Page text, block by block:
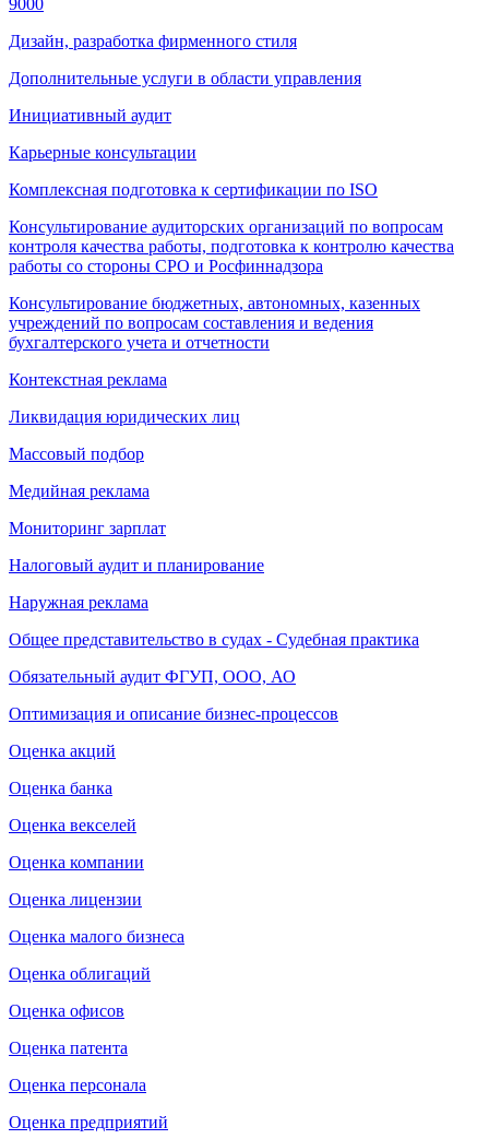
Дизайн, разработка фирменного стиля
Дополнительные услуги в области управления
Инициативный аудит
Карьерные консультации
Комплексная подготовка к сертификации по ISO
Консультирование аудиторских организаций по вопросам
контроля качества работы, подготовка к контролю качества
работы со стороны СРО и Росфиннадзора
Консультирование бюджетных, автономных, казенных
учреждений по вопросам составления и ведения
бухгалтерского учета и отчетности
Контекстная реклама
Ликвидация юридических лиц
Массовый подбор
Медийная реклама
Мониторинг зарплат
Налоговый аудит и планирование
Наружная реклама
Общее представительство в судах - Судебная практика
Обязательный аудит ФГУП, ООО, АО
Оптимизация и описание бизнес-процессов
Оценка акций
Оценка банка
Оценка векселей
Оценка компании
Оценка лицензии
Оценка малого бизнеса
Оценка облигаций
Оценка офисов
Оценка патента
Оценка персонала
Оценка предприятий